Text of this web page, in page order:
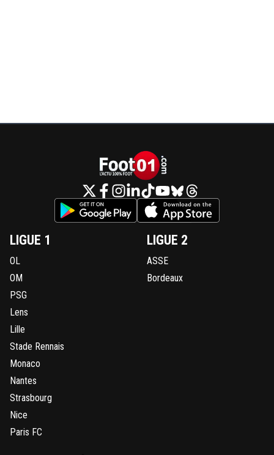
LIGUE 1
OL
OM
PSG
Lens
Lille
Stade Rennais
Monaco
Nantes
Strasbourg
Nice
Paris FC
LIGUE 2
ASSE
Bordeaux